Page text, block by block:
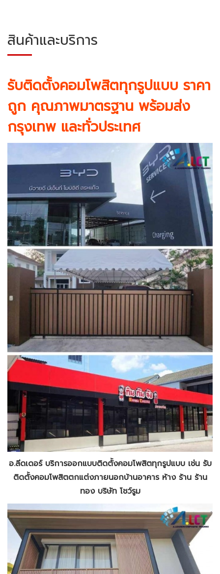
สินค้าและบริการ
รับติดตั้งคอมโพสิตทุกรูปแบบ ราคา
ถูก คุณภาพมาตรฐาน พร้อมส่ง
กรุงเทพ และทั่วประเทศ
อ.ลีดเดอร์ บริการออกแบบติดตั้งคอมโพสิตทุกรูปแบบ เช่น รับ
ติดตั้งคอมโพสิตตกแต่งภายนอกบ้านอาคาร ห้าง ร้าน ร้าน
ทอง บริษัท โชว์รูม